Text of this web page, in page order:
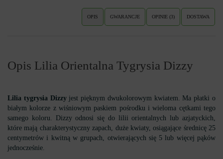
OPIS GWARANCJE OPINIE (3) DOSTAWA
Opis Lilia Orientalna Tygrysia Dizzy
Lilia tygrysia Dizzy jest pięknym dwukolorowym kwiatem. Ma płatki o
białym kolorze z wiśniowym paskiem pośrodku i wieloma cętkami tego
samego koloru. Dizzy odnosi się do lilii orientalnych lub azjatyckich,
które mają charakterystyczny zapach, duże kwiaty, osiągające średnicę 25
centymetrów i kwitną w grupach, otwierających się 5 lub więcej pąków
jednocześnie.